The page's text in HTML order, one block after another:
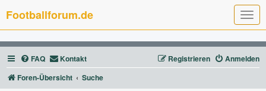
T
o
g
g
l
e
n
Footballforum.de
FAQ Kontakt Anmelden
Registrieren
Foren-Übersicht
Suche